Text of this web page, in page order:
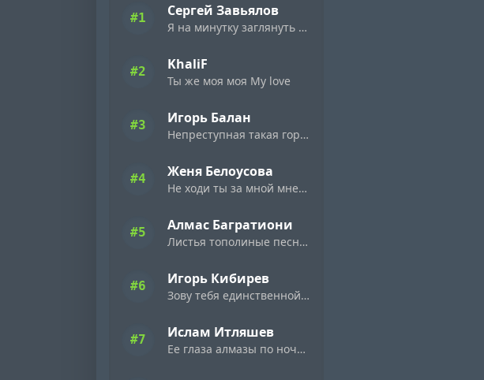
#1 Сергей Завьялов
Я на минутку заглянуть к тебе решил
#2 KhaliF
Ты же моя моя My love
#3 Игорь Балан
Непреступная такая горделивая
#4 Женя Белоусова
Не ходи ты за мной мне цветы не дари
#5 Алмас Багратиони
Листья тополиные песни лебединые
#6 Игорь Кибирев
Зову тебя единственной зову
#7 Ислам Итляшев
Ее глаза алмазы по ночному городу